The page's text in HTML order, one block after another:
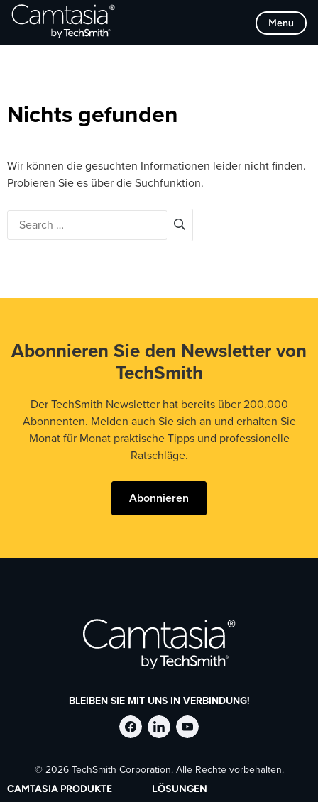
Direkt
zum
Menu
Browse Categories
Nichts gefunden
Wir können die gesuchten Informationen leider nicht finden.
Probieren Sie es über die Suchfunktion.
Abonnieren Sie den Newsletter von
TechSmith
Der TechSmith Newsletter hat bereits über 200.000
Abonnenten. Melden auch Sie sich an und erhalten Sie
Monat für Monat praktische Tipps und professionelle
Ratschläge.
Abonnieren
BLEIBEN SIE MIT UNS IN VERBINDUNG!
TechSmith
auf
TechSmith
auf
TechSmith
auf
© 2026 TechSmith Corporation. Alle Rechte vorbehalten.
CAMTASIA PRODUKTE LÖSUNGEN